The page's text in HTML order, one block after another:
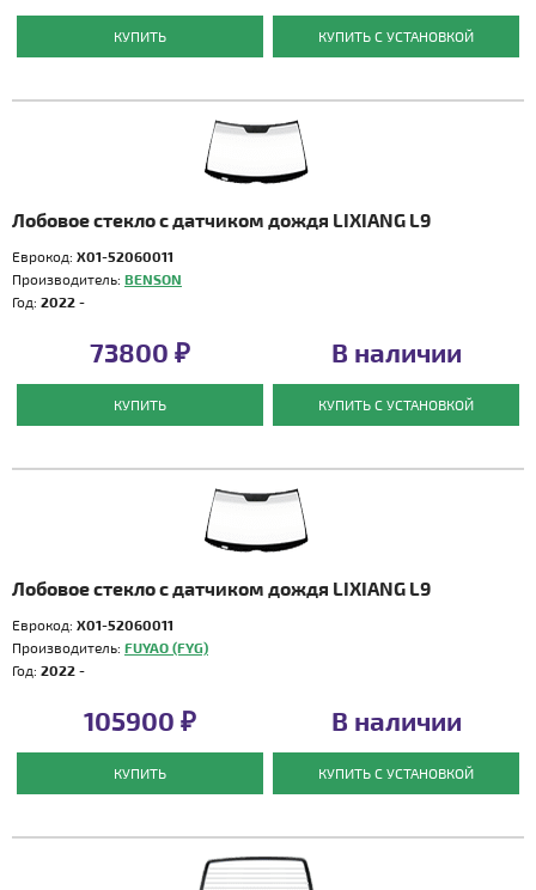
КУПИТЬ КУПИТЬ С УСТАНОВКОЙ
Лобовое стекло с датчиком дождя LIXIANG L9
Еврокод: X01-52060011
Производитель: BENSON
Год: 2022 -
73800 ₽
КУПИТЬ
В наличии
КУПИТЬ С УСТАНОВКОЙ
Лобовое стекло с датчиком дождя LIXIANG L9
Еврокод: X01-52060011
Производитель: FUYAO (FYG)
Год: 2022 -
105900 ₽
КУПИТЬ
В наличии
КУПИТЬ С УСТАНОВКОЙ